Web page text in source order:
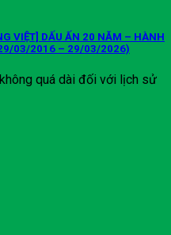
VIỆT] DẤU ẤN 20 NĂM – HÀNH
03/2016 – 29/03/2026)
quá dài đối với lịch sử